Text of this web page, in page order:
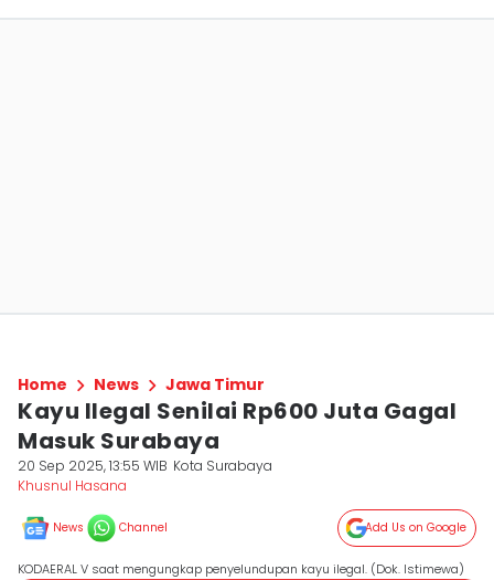
Home News Jawa Timur
Kayu Ilegal Senilai Rp600 Juta Gagal
Masuk Surabaya
20 Sep 2025, 13:55 WIB Kota Surabaya
Khusnul Hasana
News Channel Add Us on Google
KODAERAL V saat mengungkap penyelundupan kayu ilegal. (Dok. Istimewa)